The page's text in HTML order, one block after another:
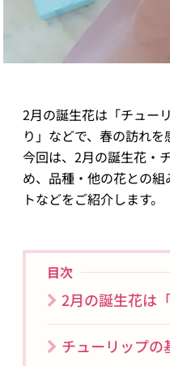
2月の誕生花は「チュー
り」などで、春の訪れを
今回は、2月の誕生花・
め、品種・他の花との
トなどをご紹介します。
目次
2月の誕生花は
チューリップの